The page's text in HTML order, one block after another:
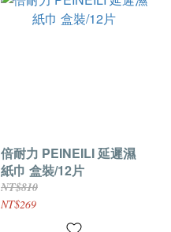
倍耐力 PEINEILI 延遲濕
紙巾 盒裝/12片
NT$810
NT$269